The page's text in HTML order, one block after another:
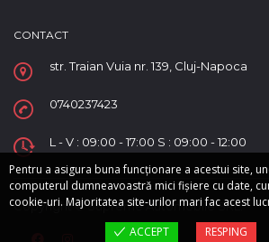
CONTACT
str. Traian Vuia nr. 139, Cluj-Napoca
0740237423
L - V : 09:00 - 17:00 S : 09:00 - 12:00
Copyright © Supreme Automobile SRL.
Pentru a asigura buna funcționare a acestui site,
computerul dumneavoastră mici fișiere cu date,
cookie-uri. Majoritatea site-urilor mari fac acest
ACCEPT
RESPING